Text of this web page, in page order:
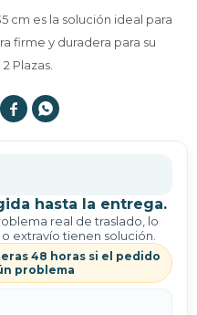
cm es la solución ideal para
firme y duradera para su
Plazas.
 
hasta la entrega.
real de traslado, lo
extravío tienen solución.
48 horas si el pedido
problema